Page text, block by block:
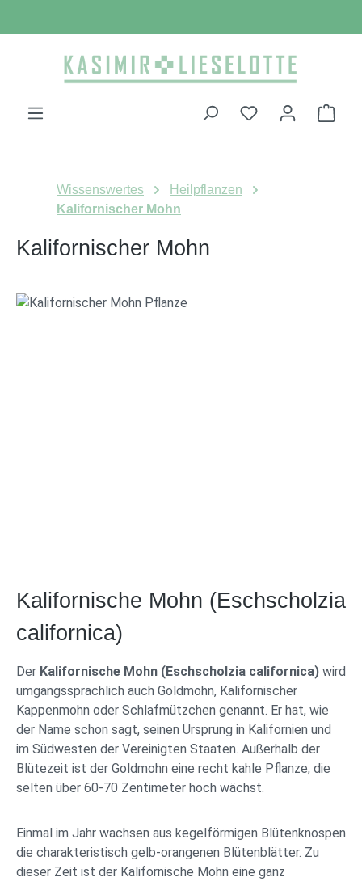
Zum Hauptinhalt springen
Wissenswertes
Heilpflanzen
Kalifornischer Mohn
Kalifornischer Mohn
Kalifornische Mohn (Eschscholzia
californica)
Der Kalifornische Mohn (Eschscholzia californica) wird
umgangssprachlich auch Goldmohn, Kalifornischer
Kappenmohn oder Schlafmützchen genannt. Er hat, wie
der Name schon sagt, seinen Ursprung in Kalifornien und
im Südwesten der Vereinigten Staaten. Außerhalb der
Blütezeit ist der Goldmohn eine recht kahle Pflanze, die
selten über 60-70 Zentimeter hoch wächst.
Einmal im Jahr wachsen aus kegelförmigen Blütenknospen
die charakteristisch gelb-orangenen Blütenblätter. Zu
dieser Zeit ist der Kalifornische Mohn eine ganz